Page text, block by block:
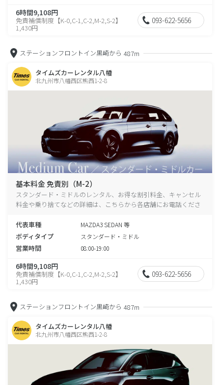
6時間9,108円
免責補償制度【K-0,C-1,C-2,M-2,S-2】
1,430円
093-622-5656
ステーションフロントイン黒崎から 487m
タイムズカーレンタル八幡
北九州市八幡西区熊西1-2-8
基本料金 免責別（M-2）
スタンダード・ミドルのレンタル、お得な割引料金、キャンセル
料金や乗り捨てなどの詳細は、こちらから各店舗にお電話くださ
代表車種
MAZDA3 SEDAN 等
ボディタイプ スタンダード・ミドル
営業時間 08:00-19:00
6時間9,108円
免責補償制度【K-0,C-1,C-2,M-2,S-2】
1,430円
093-622-5656
ステーションフロントイン黒崎から 487m
タイムズカーレンタル八幡
北九州市八幡西区熊西1-2-8